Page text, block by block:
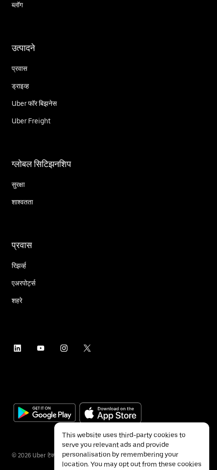
ब्लॉग
उत्पादने
प्रवास
ड्राइव्ह
Uber फॉर बिझनेस
Uber Freight
ग्लोबल सिटिझनशिप
सुरक्षा
शाश्वतता
प्रवास
रिझर्व्ह
एअरपोर्ट्स
शहरे
© 2026 Uber टेक्नॉलॉजीज इंक.
This website uses third-party cookies to
serve you relevant ads and provide
personalisation by remembering your
location. You may opt out from these cookies